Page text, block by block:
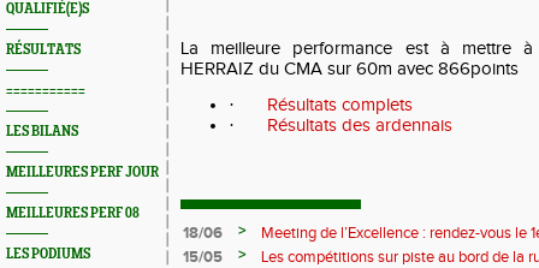
QUALIFIÉ(E)S
RÉSULTATS
===========
LES BILANS
MEILLEURES PERF JOUR
MEILLEURES PERF 08
LES PODIUMS
La meilleure performance est à mettre
HERRAIZ du CMA sur 60m avec 866points
· Résultats complets
· Résultats des ardennais
18/06 >
Meeting de l’Excellence : rendez-vous le
15/05
>
Les compétitions sur piste au bord de la